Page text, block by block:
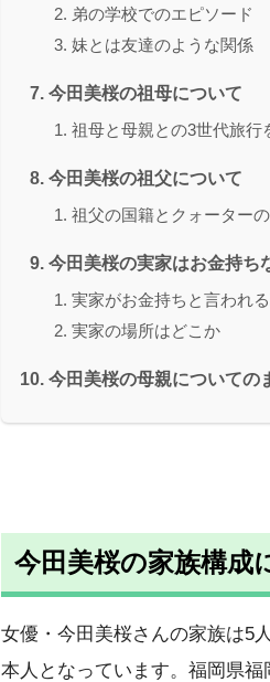
弟の学校でのエピソード
妹とは友達のような関係
今田美桜の祖母について
祖母と母親との3世代旅行
今田美桜の祖父について
祖父の国籍とクォーター
今田美桜の実家はお金持ち
実家がお金持ちと言われ
実家の場所はどこか
今田美桜の母親についての
今田美桜の家族構成
女優・今田美桜さんの家族は5
本人となっています。福岡県